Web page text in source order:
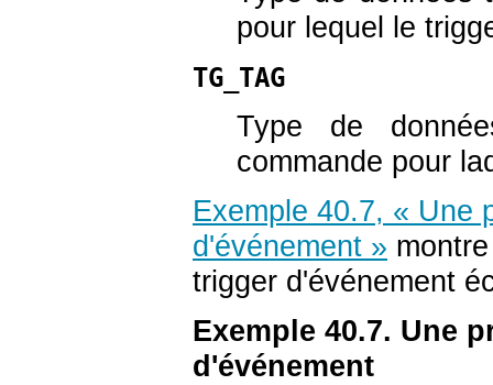
pour lequel le
TG_TAG
Type de
commande pour
Exemple 40.7, « Une
d'événement »
trigger d'événement
Exemple 40.7. Une
d'événement